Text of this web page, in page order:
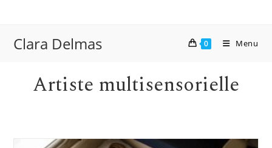
contentClara Delmas 0 Menu
Artiste multisensorielle